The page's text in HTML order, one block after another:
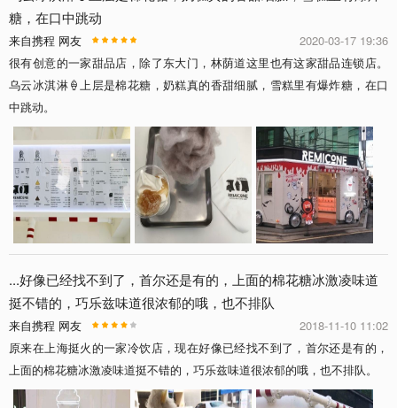
糖，在口中跳动
2020-03-17 19:36
来自携程 网友
很有创意的一家甜品店，除了东大门，林荫道这里也有这家甜品连锁店。
乌云冰淇淋🍦上层是棉花糖，奶糕真的香甜细腻，雪糕里有爆炸糖，在口
中跳动。
...好像已经找不到了，首尔还是有的，上面的棉花糖冰激凌味道
挺不错的，巧乐兹味道很浓郁的哦，也不排队
2018-11-10 11:02
来自携程 网友
原来在上海挺火的一家冷饮店，现在好像已经找不到了，首尔还是有的，
上面的棉花糖冰激凌味道挺不错的，巧乐兹味道很浓郁的哦，也不排队。